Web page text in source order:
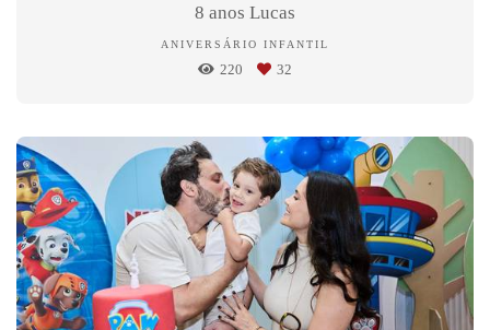
8 anos Lucas
ANIVERSÁRIO INFANTIL
220 32